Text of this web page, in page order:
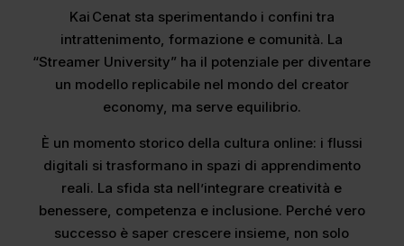
Kai Cenat sta sperimentando i confini tra
intrattenimento, formazione e comunità. La
“Streamer University” ha il potenziale per diventare
un modello replicabile nel mondo del creator
economy, ma serve equilibrio.
È un momento storico della cultura online: i flussi
digitali si trasformano in spazi di apprendimento
reali. La sfida sta nell’integrare creatività e
benessere, competenza e inclusione. Perché vero
successo è saper crescere insieme, non solo